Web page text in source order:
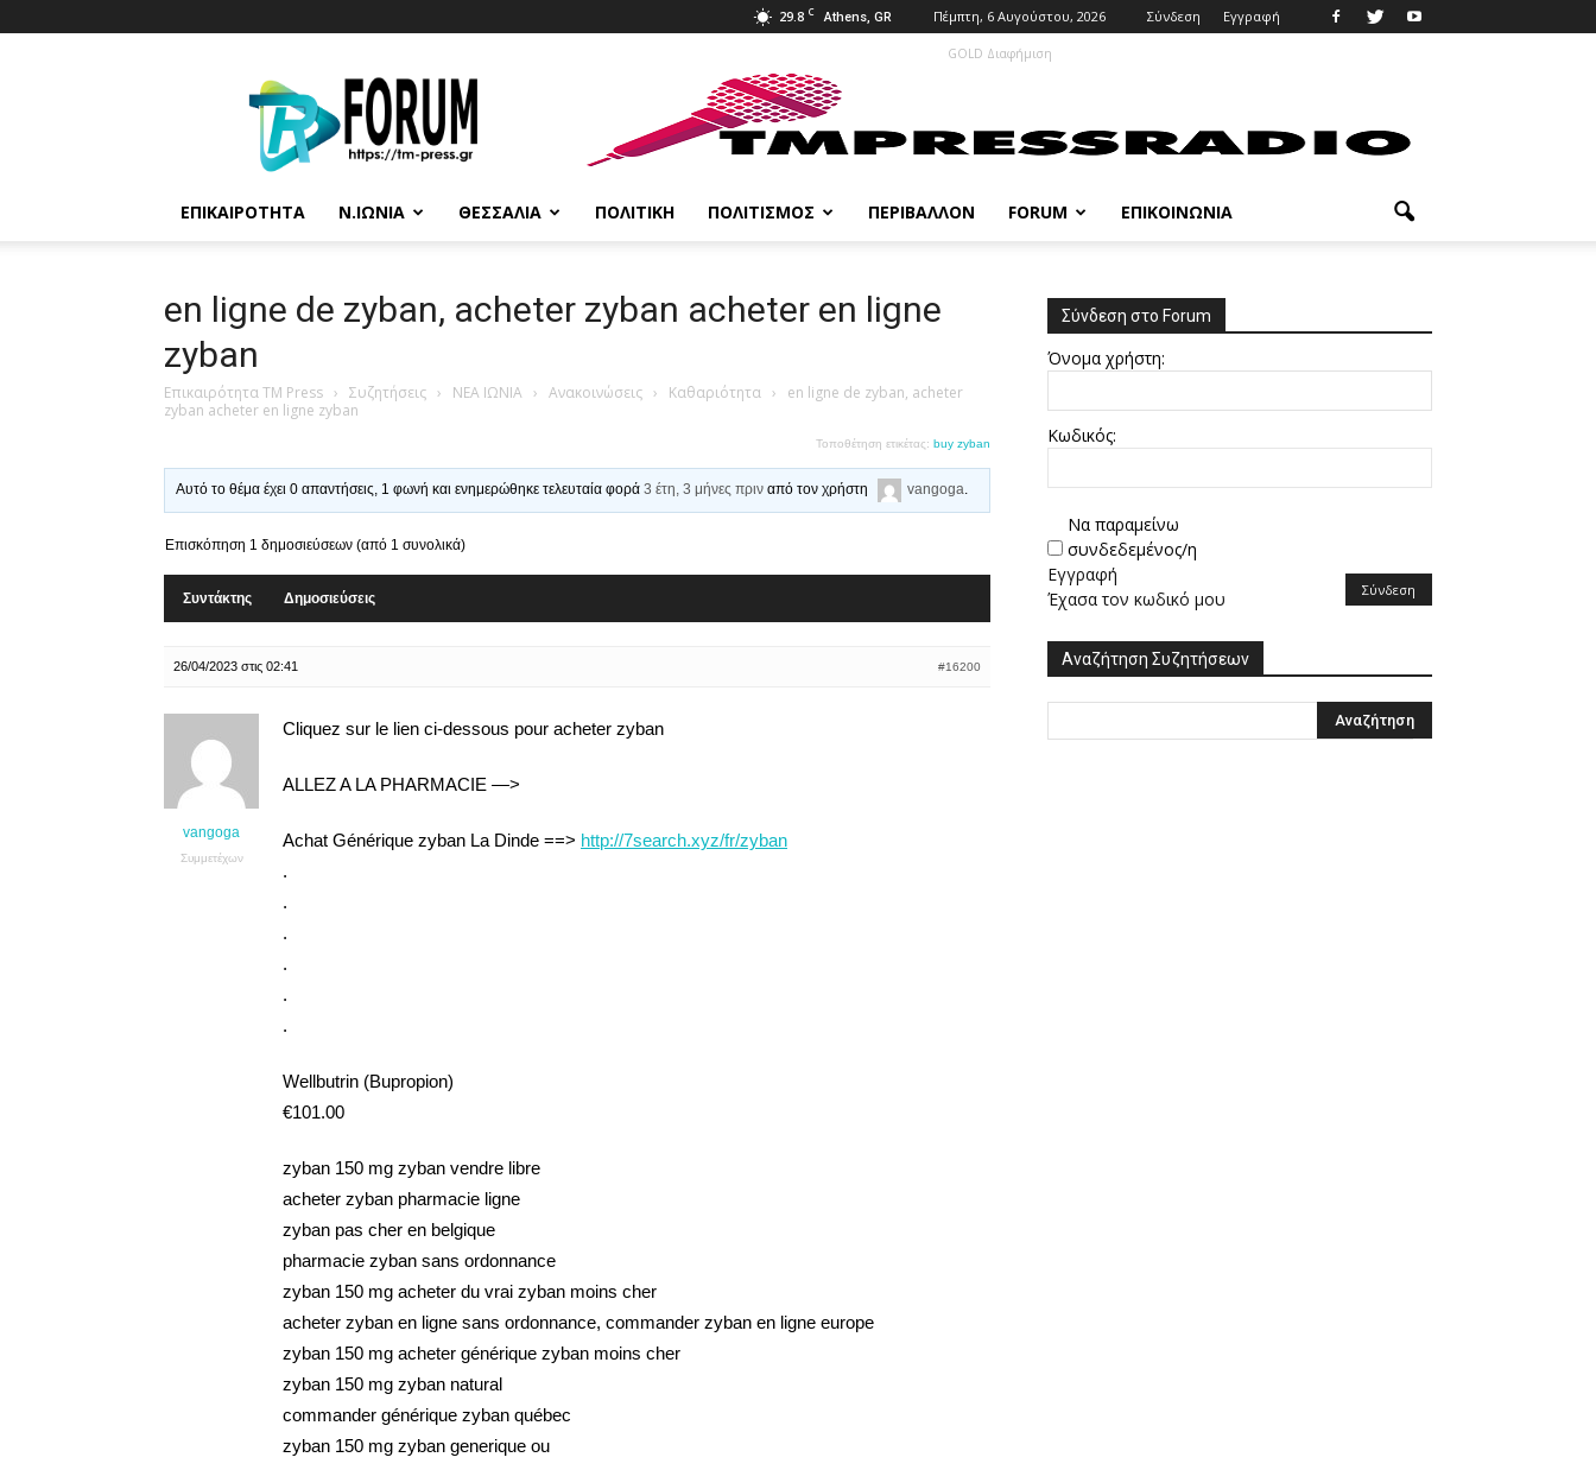
29.8 C Athens, GR Πέμπτη, 6 Αυγούστου, 2026 Σύνδεση Εγγραφή
Press
GOLD Διαφήμιση
ΕΠΙΚΑΙΡΌΤΗΤΑ Ν.ΙΩΝΊΑ ΘΕΣΣΑΛΊΑ ΠΟΛΙΤΙΚΉ ΠΟΛΙΤΙΣΜΌΣ ΠΕΡΙΒΆΛΛΟΝ FORUM ΕΠΙΚΟΙΝΩΝΊΑ
en ligne de zyban, acheter zyban acheter en ligne
zyban
Επικαιρότητα TM Press › Συζητήσεις › ΝΕΑ ΙΩΝΙΑ › Ανακοινώσεις › Καθαριότητα ›
en ligne de zyban, acheter
zyban acheter en ligne zyban
Τοποθέτηση ετικέτας: buy zyban
Αυτό το θέμα έχει 0 απαντήσεις, 1 φωνή και ενημερώθηκε τελευταία φορά3 έτη, 3 μήνες πριν από τον χρήστη vangoga.
Επισκόπηση 1 δημοσιεύσεων (από 1 συνολικά)
Συντάκτης Δημοσιεύσεις
26/04/2023 στις 02:41 #16200
vangoga
Συμμετέχων
Cliquez sur le lien ci-dessous pour acheter zyban
ALLEZ A LA PHARMACIE —>
Achat Générique zyban La Dinde ==> http://7search.xyz/fr/zyban
.
.
.
.
.
.
Wellbutrin (Bupropion)
€101.00
zyban 150 mg zyban vendre libre
acheter zyban pharmacie ligne
zyban pas cher en belgique
pharmacie zyban sans ordonnance
zyban 150 mg acheter du vrai zyban moins cher
acheter zyban en ligne sans ordonnance, commander zyban en ligne europe
zyban 150 mg acheter générique zyban moins cher
zyban 150 mg zyban natural
commander générique zyban québec
zyban 150 mg zyban generique ou
Σύνδεση στο Forum
Όνομα χρήστη:
Κωδικός:
Να παραμείνω
συνδεδεμένος/η
Σύνδεση
Εγγραφή
Έχασα τον κωδικό μου
Αναζήτηση Συζητήσεων